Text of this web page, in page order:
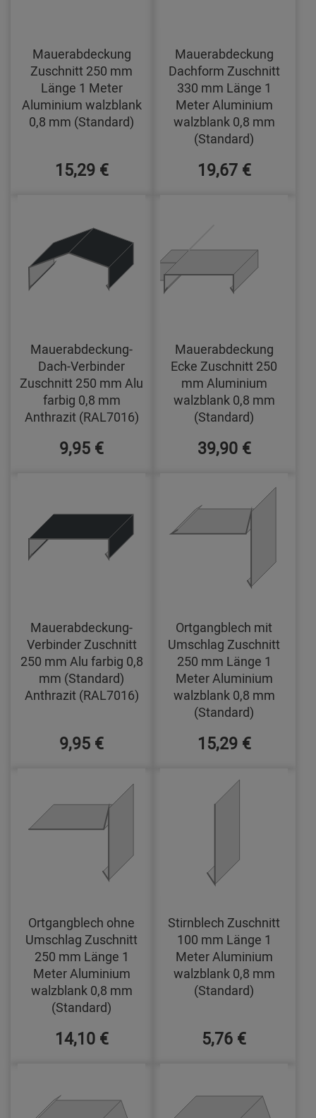
Mauerabdeckung
Zuschnitt 250 mm
Länge 1 Meter
Aluminium walzblank
0,8 mm (Standard)
15,29 €
Mauerabdeckung
Dachform Zuschnitt
330 mm Länge 1
Meter Aluminium
walzblank 0,8 mm
(Standard)
19,67 €
Mauerabdeckung-
Dach-Verbinder
Zuschnitt 250 mm Alu
farbig 0,8 mm
Anthrazit (RAL7016)
9,95 €
Mauerabdeckung
Ecke Zuschnitt 250
mm Aluminium
walzblank 0,8 mm
(Standard)
39,90 €
Mauerabdeckung-
Verbinder Zuschnitt
250 mm Alu farbig 0,8
mm (Standard)
Anthrazit (RAL7016)
9,95 €
Ortgangblech mit
Umschlag Zuschnitt
250 mm Länge 1
Meter Aluminium
walzblank 0,8 mm
(Standard)
15,29 €
Ortgangblech ohne
Umschlag Zuschnitt
250 mm Länge 1
Meter Aluminium
walzblank 0,8 mm
(Standard)
14,10 €
Stirnblech Zuschnitt
100 mm Länge 1
Meter Aluminium
walzblank 0,8 mm
(Standard)
5,76 €